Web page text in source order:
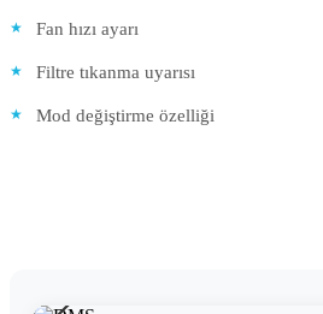
Fan hızı ayarı
Filtre tıkanma uyarısı
Mod değiştirme özelliği